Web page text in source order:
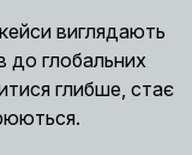
виглядають
до глобальних
глибше, стає